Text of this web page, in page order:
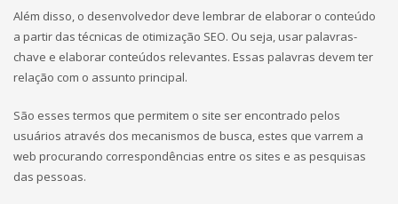
Além disso, o desenvolvedor deve lembrar de elaborar o conteúdo
a partir das técnicas de otimização SEO. Ou seja, usar palavras-
chave e elaborar conteúdos relevantes. Essas palavras devem ter
relação com o assunto principal.
São esses termos que permitem o site ser encontrado pelos
usuários através dos mecanismos de busca, estes que varrem a
web procurando correspondências entre os sites e as pesquisas
das pessoas.